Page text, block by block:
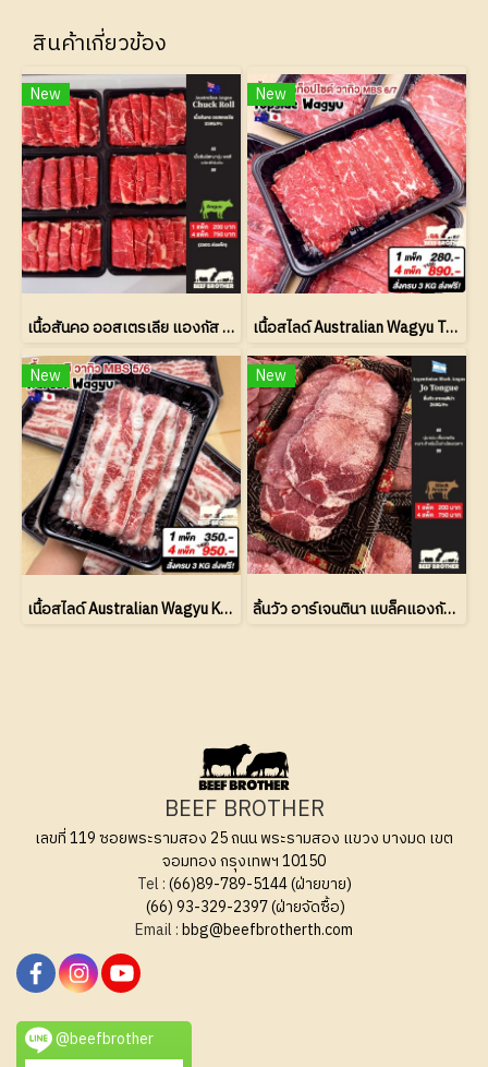
สินค้าเกี่ยวข้อง
New
เนื้อสันคอ ออสเตรเลีย แองกัส สไลด์
New
เนื้อสไลด์ Australian Wagyu Topside MBS 6/7
New
เนื้อสไลด์ Australian Wagyu Karubi MBS 5/6
New
ลิ้นวัว อาร์เจนตินา แบล็คแองกัส สไลด์
BEEF BROTHER
เลขที่ 119 ซอยพระรามสอง 25 ถนน พระรามสอง แขวง บางมด เขต
จอมทอง กรุงเทพฯ 10150
Tel :(66)89-789-5144 (ฝ่ายขาย)
(66) 93-329-2397 (ฝ่ายจัดซื้อ)
Email :bbg@beefbrotherth.com
@beefbrother